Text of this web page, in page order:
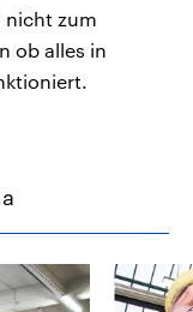
nicht zum
ob alles in